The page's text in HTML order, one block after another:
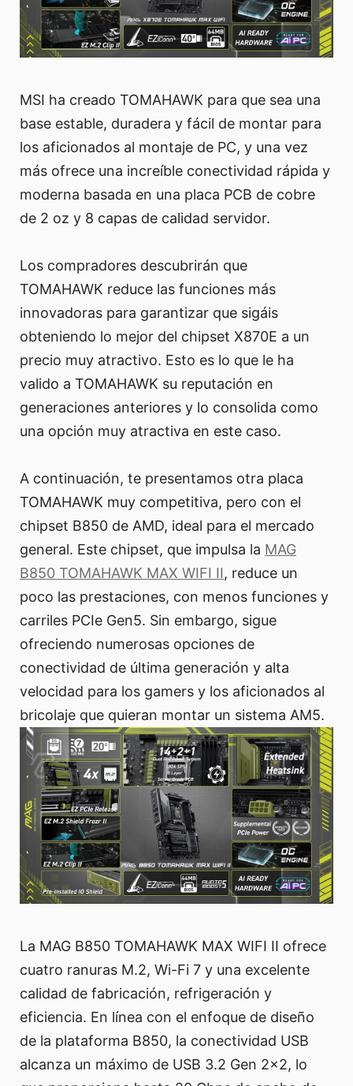
MSI ha creado TOMAHAWK para que sea una
base estable, duradera y fácil de montar para
los aficionados al montaje de PC, y una vez
más ofrece una increíble conectividad rápida y
moderna basada en una placa PCB de cobre
de 2 oz y 8 capas de calidad servidor.
Los compradores descubrirán que
TOMAHAWK reduce las funciones más
innovadoras para garantizar que sigáis
obteniendo lo mejor del chipset X870E a un
precio muy atractivo. Esto es lo que le ha
valido a TOMAHAWK su reputación en
generaciones anteriores y lo consolida como
una opción muy atractiva en este caso.
A continuación, te presentamos otra placa
TOMAHAWK muy competitiva, pero con el
chipset B850 de AMD, ideal para el mercado
general. Este chipset, que impulsa la MAG
B850 TOMAHAWK MAX WIFI II, reduce un
poco las prestaciones, con menos funciones y
carriles PCIe Gen5. Sin embargo, sigue
ofreciendo numerosas opciones de
conectividad de última generación y alta
velocidad para los gamers y los aficionados al
bricolaje que quieran montar un sistema AM5.
La MAG B850 TOMAHAWK MAX WIFI II ofrece
cuatro ranuras M.2, Wi-Fi 7 y una excelente
calidad de fabricación, refrigeración y
eficiencia. En línea con el enfoque de diseño
de la plataforma B850, la conectividad USB
alcanza un máximo de USB 3.2 Gen 2x2, lo